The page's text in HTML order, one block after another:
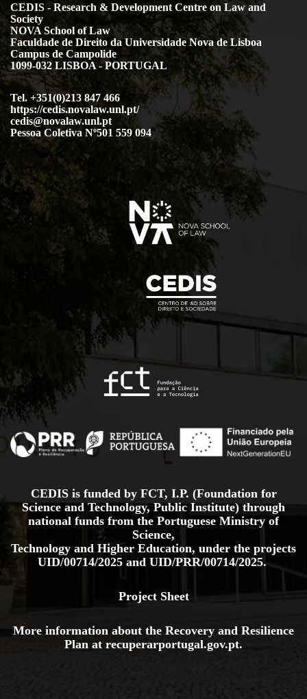
CEDIS - Research & Development Centre on Law and
Society
NOVA School of Law
Faculdade de Direito da Universidade Nova de Lisboa
Campus de Campolide
1099-032 LISBOA - PORTUGAL
Tel. +351(0)213 847 466
https://cedis.novalaw.unl.pt/
cedis@novalaw.unl.pt
Pessoa Coletiva Nº501 559 094
CEDIS is funded by FCT, I.P. (Foundation for
Science and Technology, Public Institute) through
national funds from the Portuguese Ministry of
Science,
Technology and Higher Education, under the projects
UID/00714/2025 and UID/PRR/00714/2025.
Project Sheet
More information about the Recovery and Resilience
Plan at recuperarportugal.gov.pt.